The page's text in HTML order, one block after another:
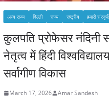
अन्य राज्य दिल्ली राज्य राष्ट्रीय हमारी
कुलपति प्रोफेसर नंदिनी
नेतृत्व में हिंदी
सर्वागीण विकास
March 17, 2026 Amar Sandesh